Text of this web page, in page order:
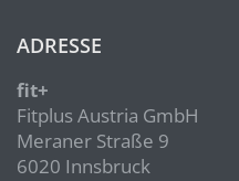
ADRESSE
fit+
Fitplus Austria GmbH
Meraner Straße 9
6020 Innsbruck